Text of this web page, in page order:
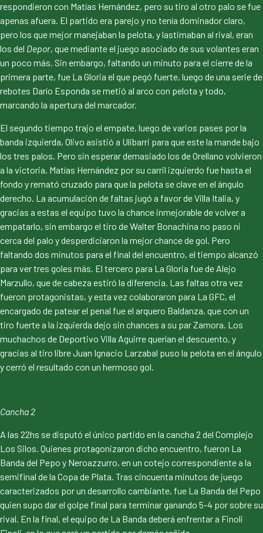
respondieron con Matías Hernández, pero su tiro al otro palo se fue
apenas afuera. El partido era parejo y no tenía dominador claro,
pero los que mejor manejaban la pelota, y lastimaban al rival, eran
los del Depor, que mediante el juego asociado de sus volantes eran
un poco más. Sin embargo, faltando un minuto para el cierre de la
primera parte, fue La Gloria el que pegó fuerte, luego de una serie de
rebotes Darío Esponda se metió al arco con pelota y todo,
marcando la apertura del marcador.
El segundo tiempo trajo el empate, luego de varios pases por la
banda izquierda, Olivo asistió a Ulibarri para que este la mande bajo
los tres palos. Pero sin esperar demasiado los de Orellano volvieron
a la victoria, Matías Hernández por su carril izquierdo fue hasta el
fondo y remató cruzado para que la pelota se clave en el ángulo
derecho. La acumulación de faltas jugó a favor de Villa Italia, y
gracias a estas el equipo tuvo la chance inmejorable de volver a
empatarlo, sin embargo el tiro de Walter Bonachina no paso ni
cerca del palo y desperdiciaron la mejor chance de gol. Pero
faltando dos minutos para el final del encuentro, el tiempo alcanzó
para ver tres goles más. El tercero para La Gloria fue de Alejo
Marzullo, que de cabeza estiró la diferencia. Las faltas otra vez
fueron protagonistas, y esta vez colaboraron para La GFC, el
encargado de patear el penal fue el arquero Baldanza, que con un
tiro fuerte a la izquierda dejo sin chances a su par Zamora. Los
muchachos de Deportivo Villa Aguirre querían el descuento, y
gracias al tiro libre Juan Ignacio Larzabal puso la pelota en el ángulo
y cerró el resultado con un hermoso gol.
Cancha 2
A las 22hs se disputó el único partido en la cancha 2 del Complejo
Los Silos. Quienes protagonizaron dicho encuentro, fueron La
Banda del Pepo y Neroazzurro, en un cotejo correspondiente a la
semifinal de la Copa de Plata. Tras cincuenta minutos de juego
caracterizados por un desarrollo cambiante, fue La Banda del Pepo
quien supo dar el golpe final para terminar ganando 5-4 por sobre su
rival. En la final, el equipo de La Banda deberá enfrentar a Finoli